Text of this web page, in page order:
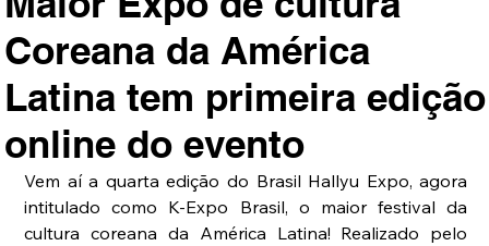
Coreana da América
Latina tem primeira edição
online do evento
Vem aí a quarta edição do Brasil Hallyu Expo, agora
intitulado como K-Expo Brasil, o maior festival da
cultura coreana da América Latina! Realizado pelo